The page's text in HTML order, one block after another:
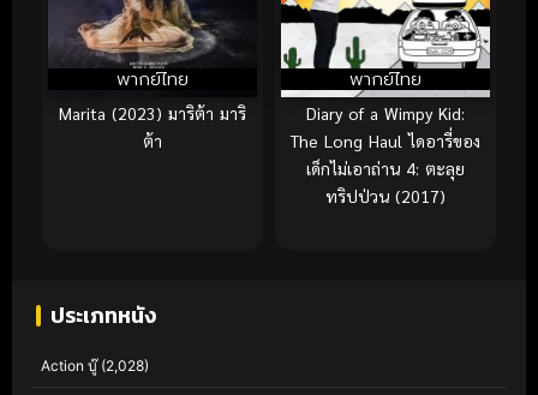
พากย์ไทย
Marita (2023) มาริต้า มาริ
ต้า
พากย์ไทย
Diary of a Wimpy Kid:
The Long Haul ไดอารี่ของ
เด็กไม่เอาถ่าน 4: ตะลุย
ทริปป่วน (2017)
ประเภทหนัง
Action บู๊(2,028)